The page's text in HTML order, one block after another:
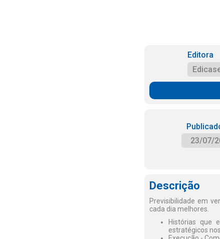
Editora
23/07/
Descrição
Previsibilidade em
cada dia melhores.
Histórias que
estratégicos